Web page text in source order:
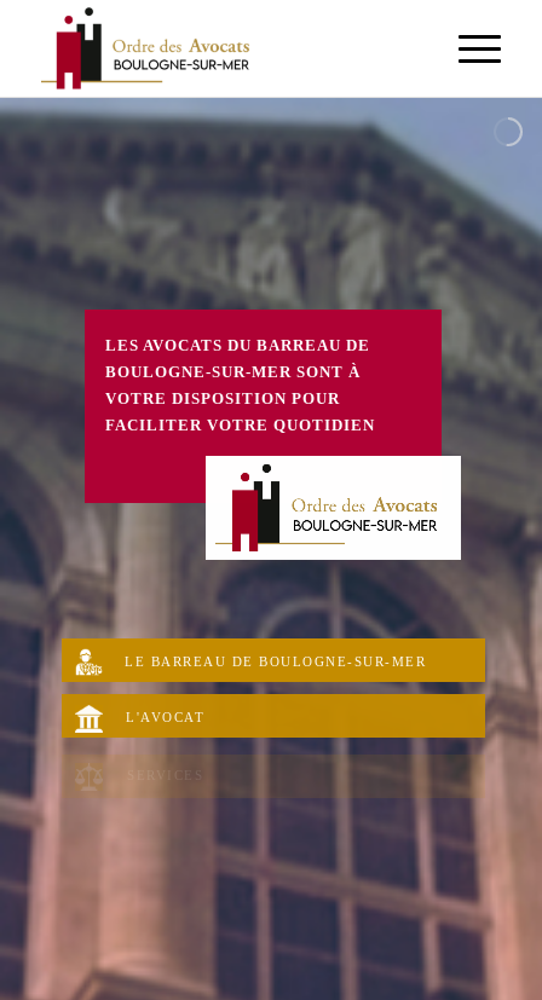
LES AVOCATS DU BARREAU DE
BOULOGNE-SUR-MER SONT À
VOTRE DISPOSITION POUR
FACILITER VOTRE QUOTIDIEN
LE BARREAU DE BOULOGNE-SUR-MER
L'AVOCAT